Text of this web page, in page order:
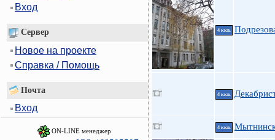
Вход
Сервер
Новое на проекте
Справка / Помощь
Почта
Вход
ON-LINE менеджер
4 ккв.
4 ккв.
4 ккв.